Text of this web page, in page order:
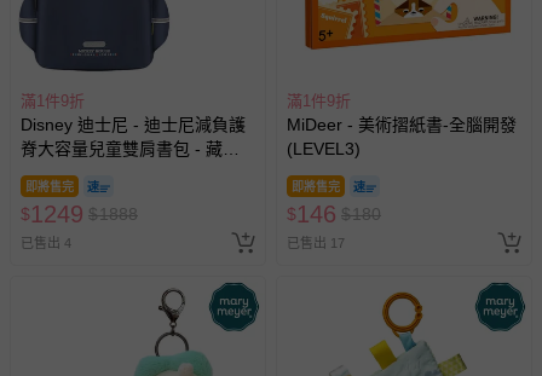
滿1件9折
Disney 迪士尼 - 迪士尼減負護
脊大容量兒童雙肩書包 - 藏青
色 SM81300BE
即將售完
$1249 $1888
已售出 4
滿1件9折
MiDeer - 美術摺紙書-全腦開發
(LEVEL3)
即將售完
$146 $180
已售出 17